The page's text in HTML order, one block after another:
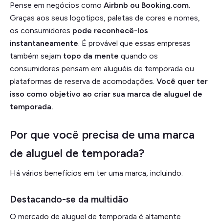
Pense em negócios como Airbnb ou Booking.com.
Graças aos seus logotipos, paletas de cores e nomes,
os consumidores pode reconhecê-los
instantaneamente. É provável que essas empresas
também sejam topo da mente quando os
consumidores pensam em aluguéis de temporada ou
plataformas de reserva de acomodações. Você quer ter
isso como objetivo ao criar sua marca de aluguel de
temporada.
Por que você precisa de uma marca
de aluguel de temporada?
Há vários benefícios em ter uma marca, incluindo:
Destacando-se da multidão
O mercado de aluguel de temporada é altamente